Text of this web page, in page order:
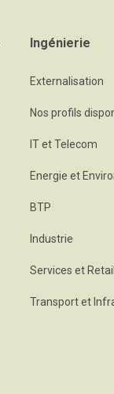
Ingénierie
Externalisation
Nos profils
IT et Telecom
Energie et
BTP
Industrie
Services et Retail
Transport et